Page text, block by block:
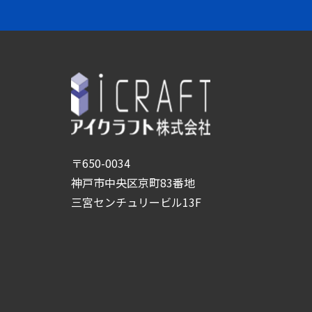
〒650-0034
神戸市中央区京町83番地
三宮センチュリービル13F